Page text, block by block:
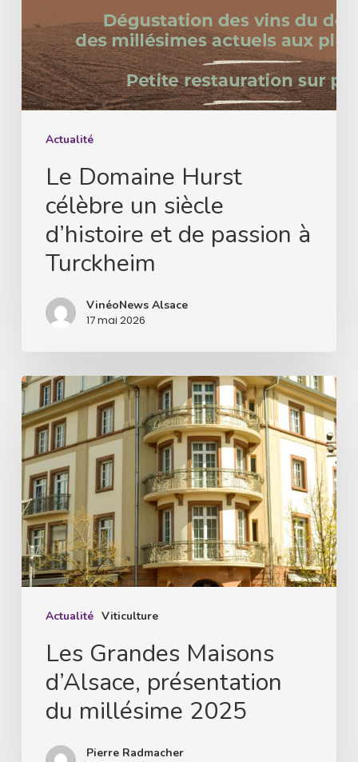
Actualité
passion
à
Turckheim
Le Domaine Hurst
célèbre un siècle
d’histoire et de passion à
Turckheim
VinéoNews Alsace
17 mai 2026
Actualité Viticulture
Les
Grandes
Maisons
d’Alsace,
présentation
du
millésime
2025
Les Grandes Maisons
d’Alsace, présentation
du millésime 2025
Pierre Radmacher